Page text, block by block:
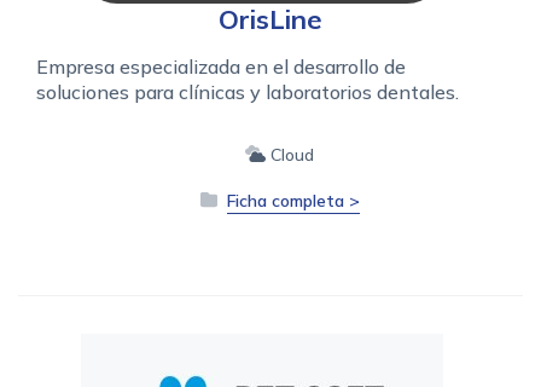
OrisLine
Empresa especializada en el desarrollo de
soluciones para clínicas y laboratorios dentales.
Cloud
Ficha completa >